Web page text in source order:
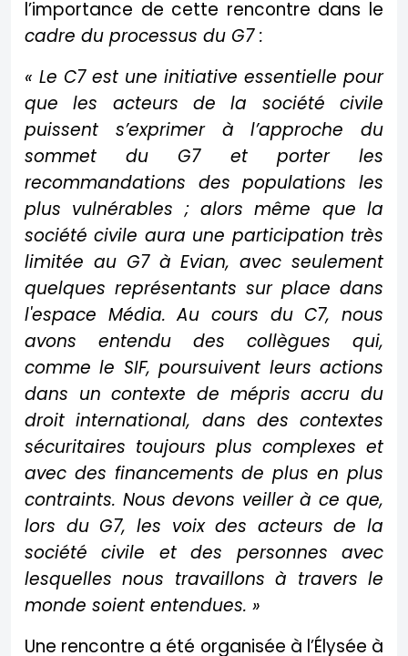
l’importance de cette rencontre dans le
cadre du processus du G7 :
« Le C7 est une initiative essentielle pour
que les acteurs de la société civile
puissent s’exprimer à l’approche du
sommet du G7 et porter les
recommandations des populations les
plus vulnérables ; alors même que la
société civile aura une participation très
limitée au G7 à Evian, avec seulement
quelques représentants sur place dans
l'espace Média. Au cours du C7, nous
avons entendu des collègues qui,
comme le SIF, poursuivent leurs actions
dans un contexte de mépris accru du
droit international, dans des contextes
sécuritaires toujours plus complexes et
avec des financements de plus en plus
contraints. Nous devons veiller à ce que,
lors du G7, les voix des acteurs de la
société civile et des personnes avec
lesquelles nous travaillons à travers le
monde soient entendues. »
Une rencontre a été organisée à l’Élysée à